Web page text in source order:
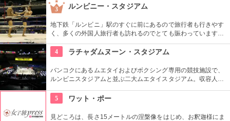
の飲茶も人気。一皿あたり20~25Bとお手頃。タイスキだけで
なく中華も頂ける、お得なお店！
3 ルンビニー・スタジアム
地下鉄「ルンビニ」駅のすぐに前にあるので旅行者も行きやす
く、多くの外国人旅行者も訪れるのでとても賑わっています。
リングサイドで観戦する外国人観光客に加え地元タイ人の熱狂
的なファンで盛り上がるこのスタジアムで一緒に盛りあがろ
4 ラチャダムヌーン・スタジアム
バンコクにあるムエタイおよびボクシング専用の競技施設で、
ルンビニスタジアムと並ぶ二大ムエタイスタジアム。収容人数
戦したい。
5 ワット・ポー
見どころは、長さ15メートルの涅槃像をはじめ、お釈迦様にま